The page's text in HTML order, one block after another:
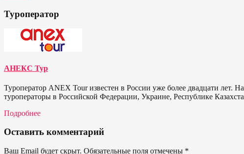
Туроператор
АНЕКС Тур
Туроператор ANEX Tour известен в России уже более двадцати
туроператоры в Российской Федерации, Украине, Республике
Подробнее
Оставить комментарий
Ваш Email будет скрыт. Обязательные поля отмечены *